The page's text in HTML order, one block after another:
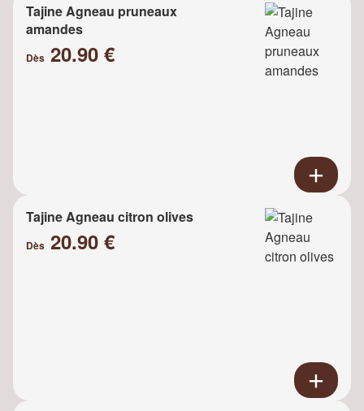
Tajine Agneau pruneaux
amandes
Dès 20.90 €
Tajine Agneau citron olives
Dès 20.90 €